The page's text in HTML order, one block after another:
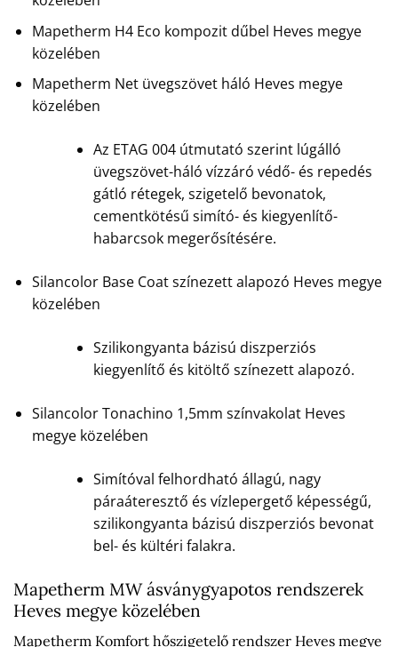
Mapetherm H4 Eco kompozit dűbel Heves megye
közelében
Mapetherm Net üvegszövet háló Heves megye
közelében
Az ETAG 004 útmutató szerint lúgálló
üvegszövet-háló vízzáró védő- és repedés
gátló rétegek, szigetelő bevonatok,
cementkötésű simító- és kiegyenlítő-
habarcsok megerősítésére.
Silancolor Base Coat színezett alapozó Heves megye
közelében
Szilikongyanta bázisú diszperziós
kiegyenlítő és kitöltő színezett alapozó.
Silancolor Tonachino 1,5mm színvakolat Heves
megye közelében
Simítóval felhordható állagú, nagy
páraáteresztő és vízlepergető képességű,
szilikongyanta bázisú diszperziós bevonat
bel- és kültéri falakra.
Mapetherm MW ásványgyapotos rendszerek
Heves megye közelében
Mapetherm Komfort hőszigetelő rendszer Heves megye